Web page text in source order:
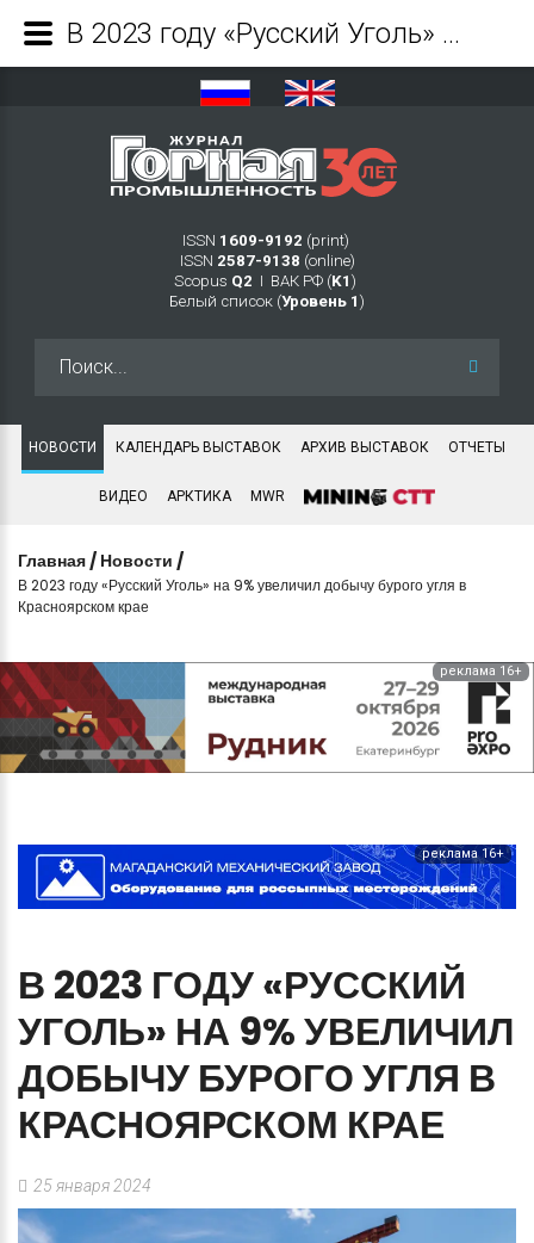
ISSN 1609-9192 (print)
ISSN 2587-9138 (online)
Scopus Q2 Ι ВАК РФ (K1 )
Белый список (Уровень 1 )
НОВОСТИ КАЛЕНДАРЬ ВЫСТАВОК АРХИВ ВЫСТАВОК ОТЧЕТЫ
ВИДЕО АРКТИКА MWR
Главная / Новости /
В 2023 году «Русский Уголь» на 9% увеличил добычу бурого угля в
Красноярском крае
реклама 16+
реклама 16+
В 2023 ГОДУ«РУССКИЙ
УГОЛЬ» НА 9%УВЕЛИЧИЛ
ДОБЫЧУ БУРОГОУГЛЯ В
КРАСНОЯРСКОМ КРАЕ
25 января 2024
В 2023 году «Русский Уголь» на 9% увеличил добычу бурого угля в Красноярском крае - Журнал Горная промышленность